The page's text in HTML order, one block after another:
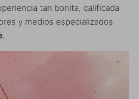
tan bonita, calificada
y medios especializados
.